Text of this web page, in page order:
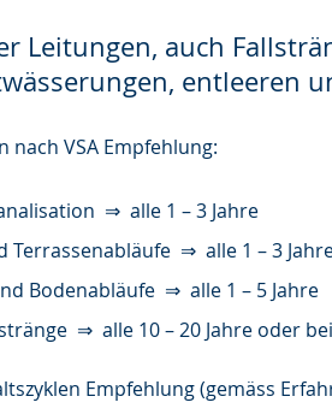
Leitungen, auch
entleeren
nach VSA Empfehlung:
⇒ alle 1 – 3 Jahre
Terrassenabläufe ⇒ alle 1 – 3
Bodenabläufe ⇒ alle 1 – 5 Jahre
⇒ alle 10 – 20 Jahre oder
Empfehlung (gemäss